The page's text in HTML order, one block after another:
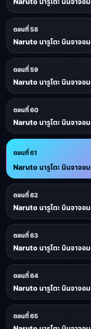
ตอนที่ 58
Naruto นารูโตะ นินจาจอ
ตอนที่ 59
Naruto นารูโตะ นินจาจอ
ตอนที่ 60
Naruto นารูโตะ นินจาจอ
ตอนที่ 61
Naruto นารูโตะ นินจาจอ
ตอนที่ 62
Naruto นารูโตะ นินจาจอ
ตอนที่ 63
Naruto นารูโตะ นินจาจอ
ตอนที่ 64
Naruto นารูโตะ นินจาจอ
ตอนที่ 65